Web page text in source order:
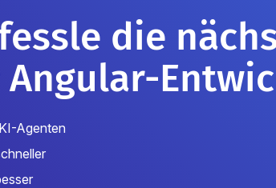
die
Angular-
Agenten